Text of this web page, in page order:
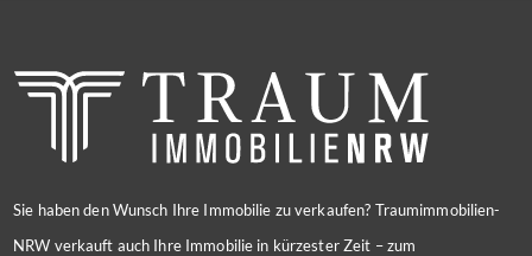
Sie haben den Wunsch Ihre Immobilie zu verkaufen? Traumimmobilien-
NRW verkauft auch Ihre Immobilie in kürzester Zeit – zum